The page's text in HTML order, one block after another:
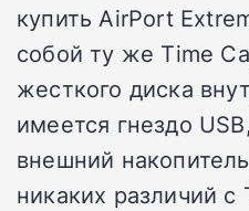
купить AirPort
собой ту же Time
жесткого диска
имеется гнездо
внешний
никаких различий с